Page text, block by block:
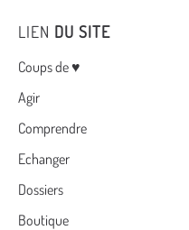
LIEN DU SITE
Menu
Coups de ♥
Agir
Comprendre
Echanger
Dossiers
Boutique